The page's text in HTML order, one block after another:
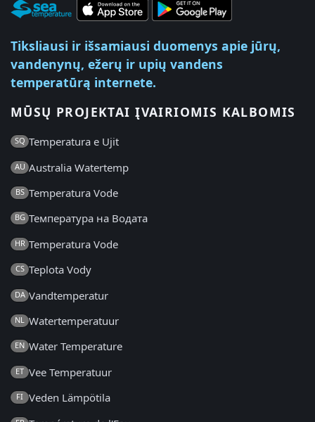
Tiksliausi ir išsamiausi duomenys apie jūrų,
vandenynų, ežerų ir upių vandens
temperatūrą internete.
MŪSŲ PROJEKTAI ĮVAIRIOMIS KALBOMIS
SQ Temperatura e Ujit
AU Australia Watertemp
BS Temperatura Vode
BG Температура на Водата
HR Temperatura Vode
CS Teplota Vody
DA Vandtemperatur
NL Watertemperatuur
EN Water Temperature
ET Vee Temperatuur
FI Veden Lämpötila